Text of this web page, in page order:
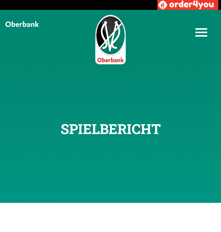
SPIELBERICHT